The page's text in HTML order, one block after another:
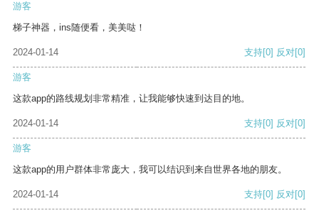
游客
梯子神器，ins随便看，美美哒！
2024-01-14 支持[0] 反对[0]
游客
这款app的路线规划非常精准，让我能够快速到达目的地。
2024-01-14 支持[0] 反对[0]
游客
这款app的用户群体非常庞大，我可以结识到来自世界各地的朋友。
2024-01-14 支持[0] 反对[0]